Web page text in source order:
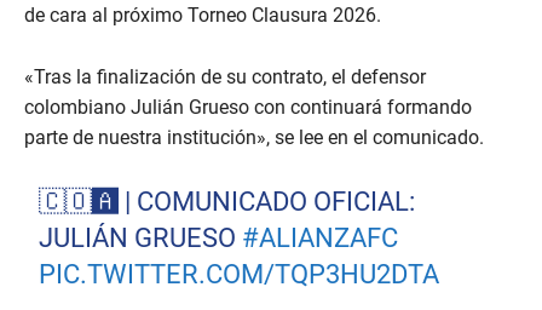
de cara al próximo Torneo Clausura 2026.
«Tras la finalización de su contrato, el defensor
colombiano Julián Grueso con continuará formando
parte de nuestra institución», se lee en el comunicado.
🇨🇴🅰️ | COMUNICADO OFICIAL:
JULIÁN GRUESO #ALIANZAFC
PIC.TWITTER.COM/TQP3HU2DTA